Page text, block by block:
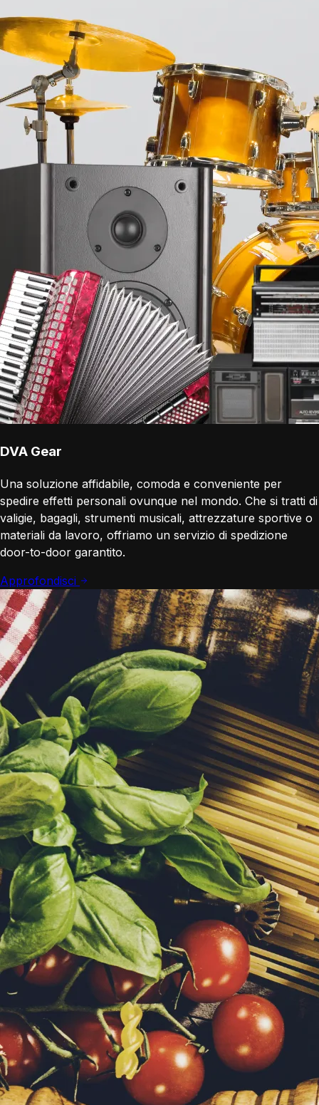
DVA Gear
Una soluzione affidabile, comoda e conveniente per
spedire effetti personali ovunque nel mondo. Che si tratti di
valigie, bagagli, strumenti musicali, attrezzature sportive o
materiali da lavoro, offriamo un servizio di spedizione
door-to-door garantito.
Approfondisci